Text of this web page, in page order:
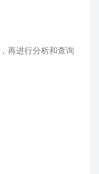
再进行分析和查询